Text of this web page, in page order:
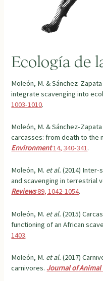
Ecología de
Moleón, M. & Sánchez-
integrate scavenging into
1003-1010.
Moleón, M. & Sánchez-
carcasses: from death to the
Environment14, 340-341.
Moleón, M. et al. (2014) Inter-
and scavenging in terrestrial
Reviews89, 1042-1054.
Moleón, M. et al. (2015)
functioning of an African
1403.
Moleón, M. et al. (2017)
carnivores. Journal of Animal